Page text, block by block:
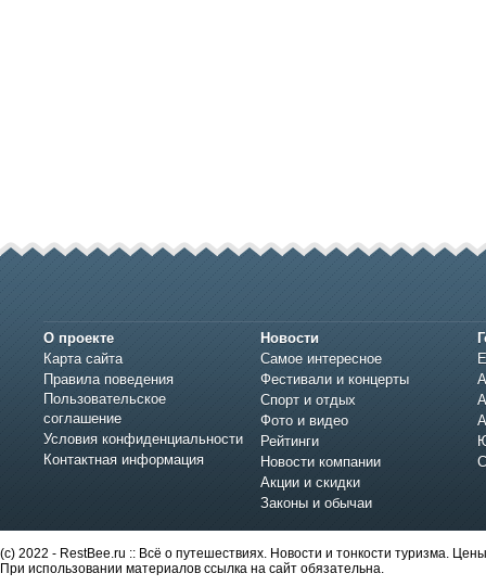
О проекте
Карта сайта
Правила поведения
Пользовательское
соглашение
Условия конфиденциальности
Контактная информация
Новости
Самое интересное
Фестивали и концерты
Спорт и отдых
Фото и видео
Рейтинги
Новости компании
Акции и скидки
Законы и обычаи
(c) 2022 - RestBee.ru :: Всё о путешествиях. Новости и тонкости туризма.
При использовании материалов ссылка на сайт обязательна.